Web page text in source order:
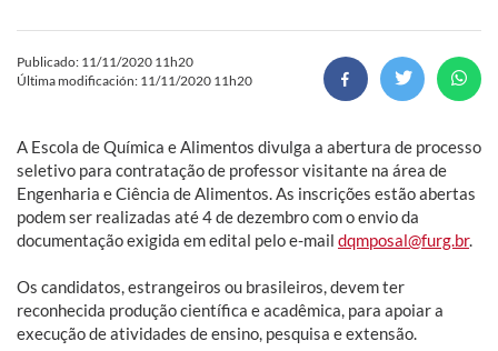
Publicado: 11/11/2020 11h20
Última modificación: 11/11/2020 11h20
A Escola de Química e Alimentos divulga a abertura de processo
seletivo para contratação de professor visitante na área de
Engenharia e Ciência de Alimentos. As inscrições estão abertas
podem ser realizadas até 4 de dezembro com o envio da
documentação exigida em edital pelo e-mail dqmposal@furg.br.
Os candidatos, estrangeiros ou brasileiros, devem ter
reconhecida produção científica e acadêmica, para apoiar a
execução de atividades de ensino, pesquisa e extensão.